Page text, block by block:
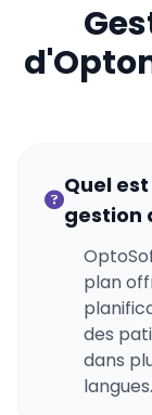
Quel
gestion
plan
des
dans
langues.